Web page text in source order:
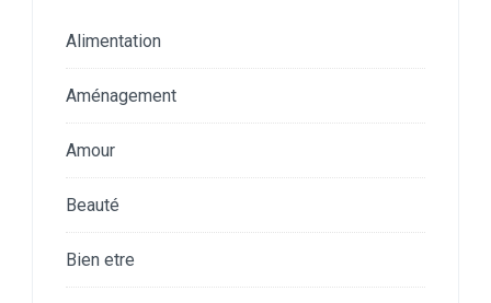
Alimentation
Aménagement
Amour
Beauté
Bien etre